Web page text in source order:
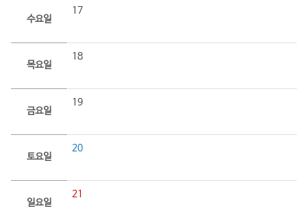
수요일
17
목요일
18
금요일
19
토요일
20
일요일
21